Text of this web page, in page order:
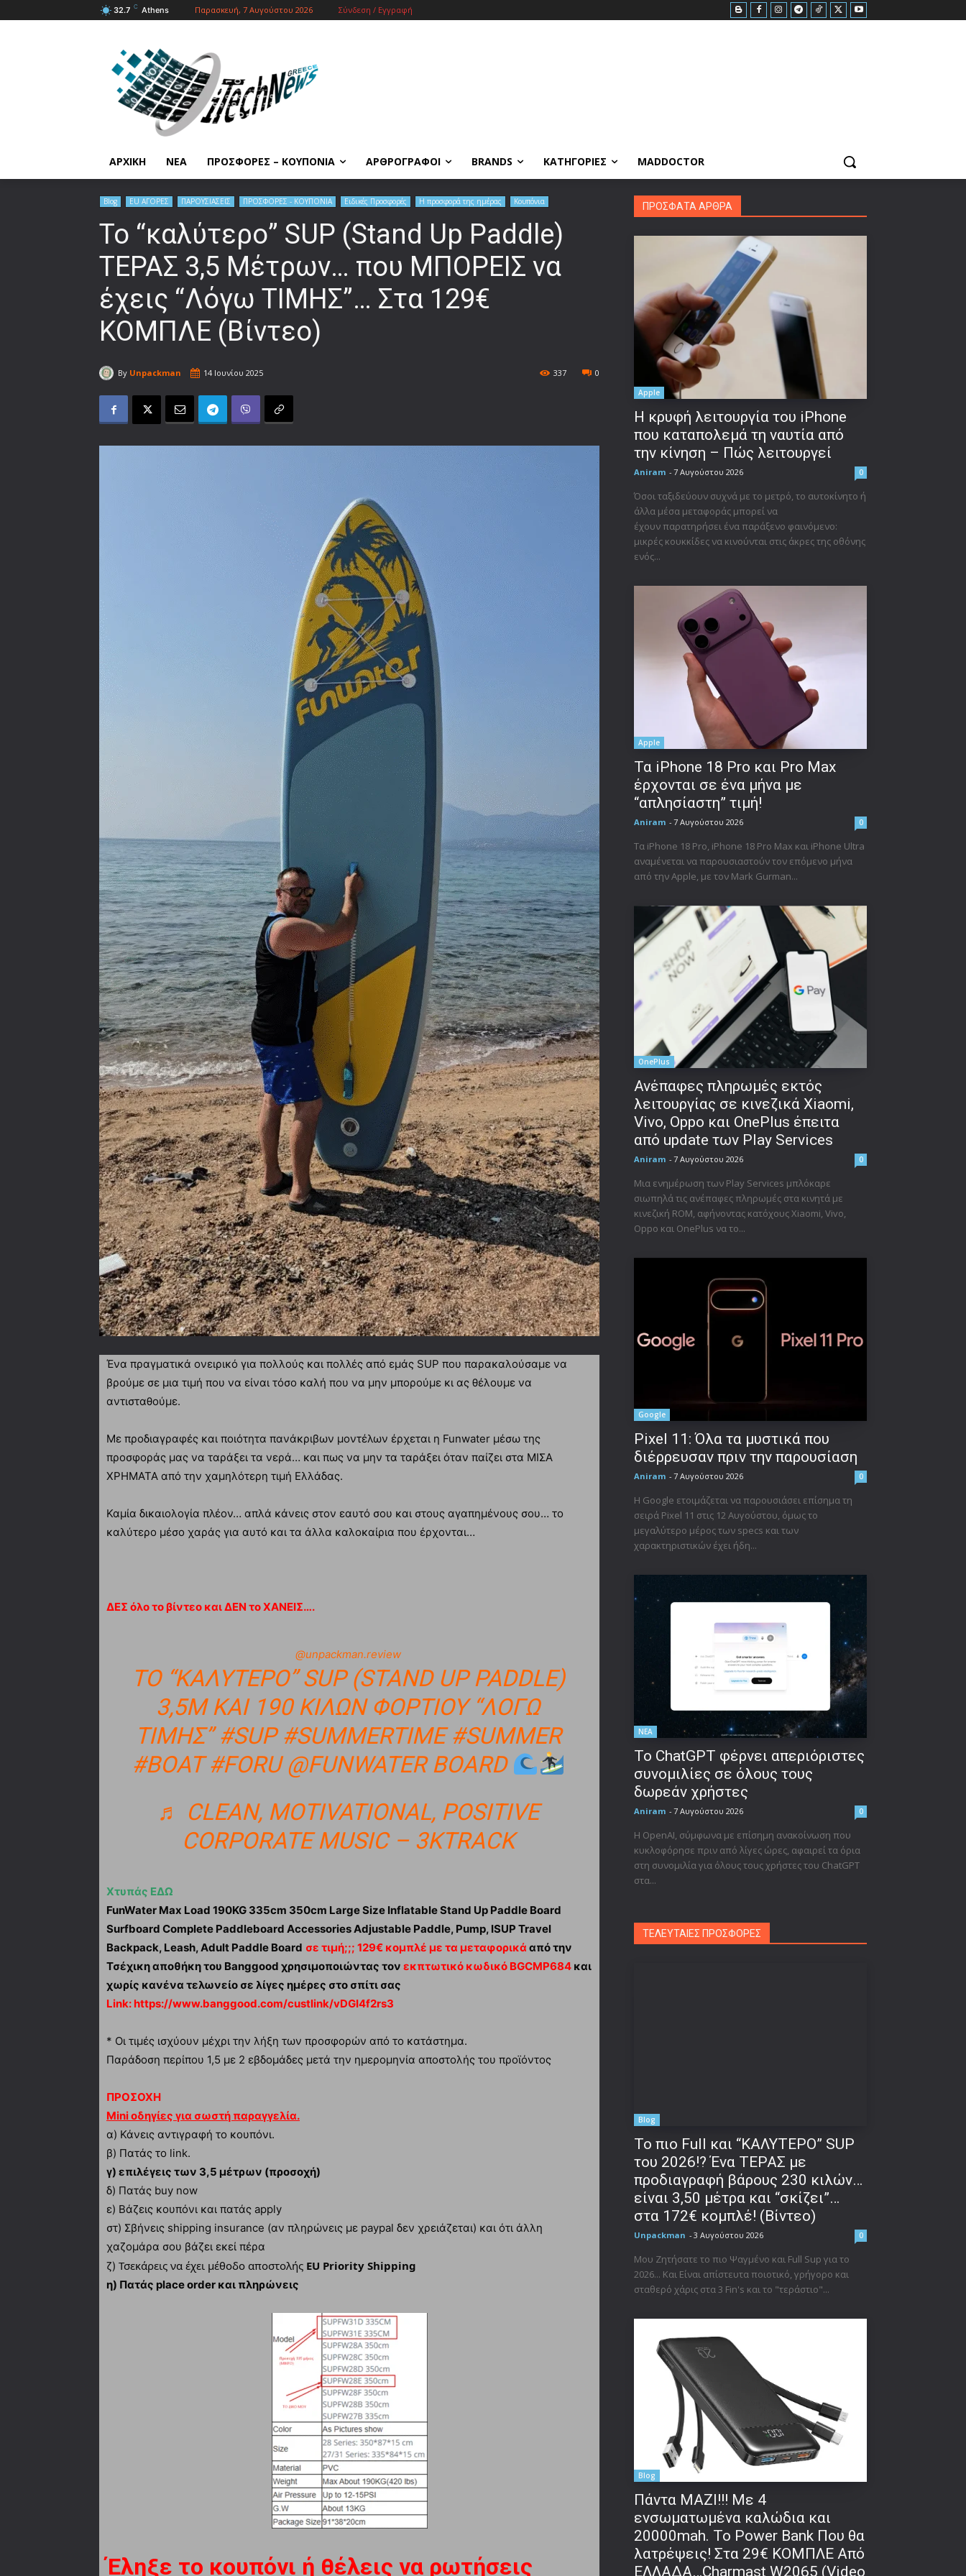
32.7 C Athens Παρασκευή, 7 Αυγούστου 2026 Σύνδεση / Εγγραφή
ΑΡΧΙΚΗ ΝΕΑ ΠΡΟΣΦΟΡΕΣ – ΚΟΥΠΟΝΙΑ ΑΡΘΡΟΓΡΑΦΟΙ BRANDS ΚΑΤΗΓΟΡΙΕΣ MADDOCTOR
Blog EU ΑΓΟΡΕΣ ΠΑΡΟΥΣΙΑΣΕΙΣ ΠΡΟΣΦΟΡΕΣ - ΚΟΥΠΟΝΙΑ Ειδικές Προσφορές Η προσφορά της ημέρας Κουπόνια
Το “καλύτερο” SUP (Stand Up Paddle)
ΤΕΡΑΣ 3,5 Μέτρων… που ΜΠΟΡΕΙΣ να
έχεις “Λόγω ΤΙΜΗΣ”… Στα 129€
ΚΟΜΠΛΕ (Βίντεο)
By Unpackman 14 Ιουνίου 2025 0
337
Ένα πραγματικά ονειρικό για πολλούς και πολλές από εμάς SUP που παρακαλούσαμε να
βρούμε σε μια τιμή που να είναι τόσο καλή που να μην μπορούμε κι ας θέλουμε να
αντισταθούμε.
Με προδιαγραφές και ποιότητα πανάκριβων μοντέλων έρχεται η Funwater μέσω της
προσφοράς μας να ταράξει τα νερά… και πως να μην τα ταράξει όταν παίζει στα ΜΙΣΑ
ΧΡΗΜΑΤΑ από την χαμηλότερη τιμή Ελλάδας.
Καμία δικαιολογία πλέον… απλά κάνεις στον εαυτό σου και στους αγαπημένους σου… το
καλύτερο μέσο χαράς για αυτό και τα άλλα καλοκαίρια που έρχονται…
ΔΕΣ όλο το βίντεο και ΔΕΝ το ΧΑΝΕΙΣ….
@unpackman.review
ΤΟ “ΚΑΛΎΤΕΡΟ” SUP (STAND UP PADDLE)
3,5M ΚΑΙ 190 ΚΙΛΏΝ ΦΟΡΤΊΟΥ “ΛΟΓΩ
ΤΙΜΗΣ”#SUP #SUMMERTIME #SUMMER
#BOAT #FORU@FUNWATER BOARD
♬ CLEAN, MOTIVATIONAL, POSITIVE
CORPORATE MUSIC – 3KTRACK
Χτυπάς ΕΔΩ
FunWater Max Load 190KG 335cm 350cm Large Size Inflatable Stand Up Paddle Board
Surfboard Complete Paddleboard Accessories Adjustable Paddle, Pump, ISUP Travel
Backpack, Leash, Adult Paddle Board σε τιμή;;; 129€ κομπλέ με τα μεταφορικά από την
Τσέχικη αποθήκη του Banggood χρησιμοποιώντας τον εκπτωτικό κωδικό BGCMP684 και
χωρίς κανένα τελωνείο σε λίγες ημέρες στο σπίτι σας
Link: https://www.banggood.com/custlink/vDGI4f2rs3
* Οι τιμές ισχύουν μέχρι την λήξη των προσφορών από το κατάστημα.
Παράδοση περίπου 1,5 με 2 εβδομάδες μετά την ημερομηνία αποστολής του προϊόντος
ΠΡΟΣΟΧΗ
Mini οδηγίες για σωστή παραγγελία.
α) Κάνεις αντιγραφή το κουπόνι.
β) Πατάς το link.
γ) επιλέγεις των 3,5 μέτρων (προσοχή)
δ) Πατάς buy now
ε) Βάζεις κουπόνι και πατάς apply
στ) Σβήνεις shipping insurance (αν πληρώνεις με paypal δεν χρειάζεται) και ότι άλλη
χαζομάρα σου βάζει εκεί πέρα
ζ) Τσεκάρεις να έχει μέθοδο αποστολής EU Priority Shipping
η) Πατάς place order και πληρώνεις
Έληξε το κουπόνι ή θέλεις να ρωτήσεις
ΠΡΟΣΦΑΤΑ ΑΡΘΡΑ
Apple
Η κρυφή λειτουργία του iPhone
που καταπολεμά τη ναυτία από
την κίνηση – Πώς λειτουργεί
Aniram - 7 Αυγούστου 2026 0
Όσοι ταξιδεύουν συχνά με το μετρό, το αυτοκίνητο ή
άλλα μέσα μεταφοράς μπορεί να
έχουν παρατηρήσει ένα παράξενο φαινόμενο:
μικρές κουκκίδες να κινούνται στις άκρες της οθόνης
ενός...
Apple
Τα iPhone 18 Pro και Pro Max
έρχονται σε ένα μήνα με
“απλησίαστη” τιμή!
Aniram - 7 Αυγούστου 2026 0
Τα iPhone 18 Pro, iPhone 18 Pro Max και iPhone Ultra
αναμένεται να παρουσιαστούν τον επόμενο μήνα
από την Apple, με τον Mark Gurman...
OnePlus
Ανέπαφες πληρωμές εκτός
λειτουργίας σε κινεζικά Xiaomi,
Vivo, Oppo και OnePlus έπειτα
από update των Play Services
Aniram - 7 Αυγούστου 2026 0
Μια ενημέρωση των Play Services μπλόκαρε
σιωπηλά τις ανέπαφες πληρωμές στα κινητά με
κινεζική ROM, αφήνοντας κατόχους Xiaomi, Vivo,
Oppo και OnePlus να το...
Google
Pixel 11: Όλα τα μυστικά που
διέρρευσαν πριν την παρουσίαση
Aniram - 7 Αυγούστου 2026 0
Η Google ετοιμάζεται να παρουσιάσει επίσημα τη
σειρά Pixel 11 στις 12 Αυγούστου, όμως το
μεγαλύτερο μέρος των specs και των
χαρακτηριστικών έχει ήδη...
ΝΕΑ
Το ChatGPT φέρνει απεριόριστες
συνομιλίες σε όλους τους
δωρεάν χρήστες
Aniram - 7 Αυγούστου 2026 0
Η OpenAI, σύμφωνα με επίσημη ανακοίνωση που
κυκλοφόρησε πριν από λίγες ώρες, αφαιρεί τα όρια
στη συνομιλία για όλους τους χρήστες του ChatGPT
στα...
ΤΕΛΕΥΤΑΙΕΣ ΠΡΟΣΦΟΡΕΣ
Blog
To πιο Full και “ΚΑΛΥΤΕΡΟ” SUP
του 2026!? Ένα ΤΕΡΑΣ με
προδιαγραφή βάρους 230 κιλών…
είναι 3,50 μέτρα και “σκίζει”…
στα 172€ κομπλέ! (Βίντεο)
Unpackman - 3 Αυγούστου 2026 0
Μου Ζητήσατε το πιο Ψαγμένο και Full Sup για το
2026... Και Είναι απίστευτα ποιοτικό, γρήγορο και
σταθερό χάρις στα 3 Fin's και το "τεράστιο"...
Blog
Πάντα ΜΑΖΙ!!! Με 4
ενσωματωμένα καλώδια και
20000mah. Το Power Bank Που θα
λατρέψεις! Στα 29€ ΚΟΜΠΛΕ Από
ΕΛΛΑΔΑ…Charmast W2065 (Video